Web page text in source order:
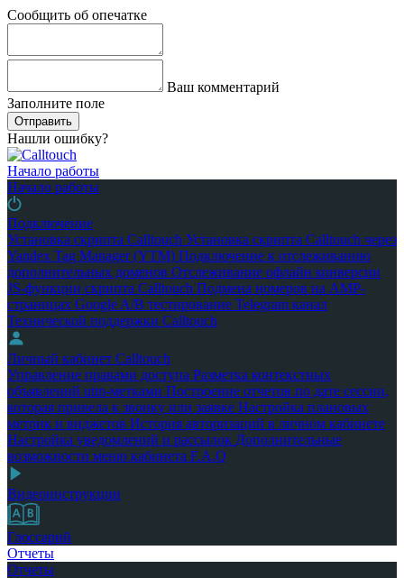
Сообщить об опечатке
Ваш комментарий
Заполните поле
Отправить
Нашли ошибку?
Начало работы
Начало работы
Подключение
Установка скрипта Calltouch Установка скрипта Calltouch через
Yandex Tag Manager (YTM) Подключение к отслеживанию
дополнительных доменов Отслеживание офлайн конверсии
JS-функции скрипта Calltouch Подмена номеров на AMP-
страницах Google A/B тестирование Telegram канал
Технической поддержки Calltouch
Личный кабинет Calltouch
Управление правами доступа Разметка контекстных
объявлений utm-метками Построение отчетов по дате сессии,
которая привела к звонку или заявке Настройка плановых
метрик и виджетов История авторизаций в личном кабинете
Настройка уведомлений и рассылок Дополнительные
возможности меню кабинета F.A.Q
Видеоинструкции
Глоссарий
Отчеты
Отчеты